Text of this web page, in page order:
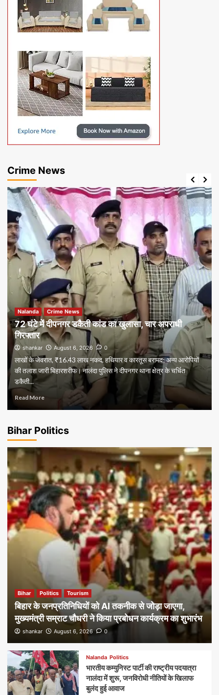
Crime News
Nalanda Crime News
72 घंटे में दीपनगर डकैती कांड का खुलासा, चार अपराधी
गिरफ्तार
shankar August 6, 2026 0
लाखों के जेवरात, ₹16.43 लाख नकद, हथियार व कारतूस बरामद; अन्य आरोपियों
की तलाश जारी बिहारशरीफ। नालंदा पुलिस ने दीपनगर थाना क्षेत्र के चर्चित
डकैती...
Read More
Bihar Politics
Bihar Politics Tourism
बिहार के जनप्रतिनिधियों को AI तकनीक से जोड़ा जाएगा,
मुख्यमंत्री सम्राट चौधरी ने किया प्रबोधन कार्यक्रम का शुभारंभ
shankar August 6, 2026 0
Nalanda Politics
भारतीय कम्युनिस्ट पार्टी की राष्ट्रीय पदयात्रा
नालंदा में शुरू, जनविरोधी नीतियों के खिलाफ
बुलंद हुई आवाज